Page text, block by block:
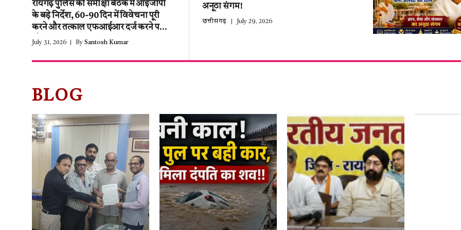
रायगढ़ पुलिस की समीक्षा बैठक में आईजीपी
के बड़े निर्देश, 60-90 दिन में विवेचना पूरी
करने और तत्काल एफआईआर दर्ज करने पर
जोर!!
July 31, 2026 By Santosh Kumar
अनूठा संगम!
छत्तीसगढ़ July 29, 2026
BLOG